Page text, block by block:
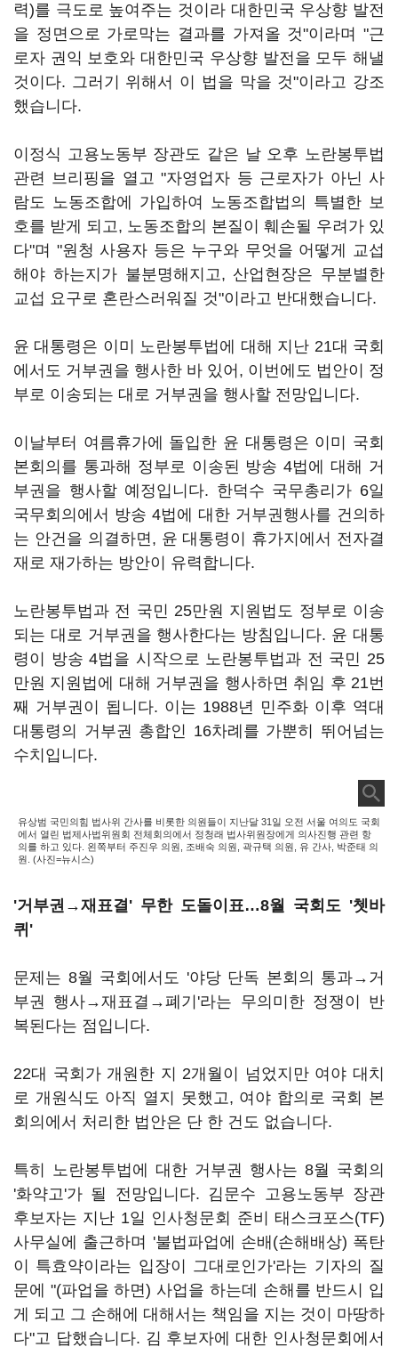
력)를 극도로 높여주는 것이라 대한민국 우상향 발전
을 정면으로 가로막는 결과를 가져올 것"이라며 "근
로자 권익 보호와 대한민국 우상향 발전을 모두 해낼
것이다. 그러기 위해서 이 법을 막을 것"이라고 강조
했습니다.
이정식 고용노동부 장관도 같은 날 오후 노란봉투법
관련 브리핑을 열고 "자영업자 등 근로자가 아닌 사
람도 노동조합에 가입하여 노동조합법의 특별한 보
호를 받게 되고, 노동조합의 본질이 훼손될 우려가 있
다"며 "원청 사용자 등은 누구와 무엇을 어떻게 교섭
해야 하는지가 불분명해지고, 산업현장은 무분별한
교섭 요구로 혼란스러워질 것"이라고 반대했습니다.
윤 대통령은 이미 노란봉투법에 대해 지난 21대 국회
에서도 거부권을 행사한 바 있어, 이번에도 법안이 정
부로 이송되는 대로 거부권을 행사할 전망입니다.
이날부터 여름휴가에 돌입한 윤 대통령은 이미 국회
본회의를 통과해 정부로 이송된 방송 4법에 대해 거
부권을 행사할 예정입니다. 한덕수 국무총리가 6일
국무회의에서 방송 4법에 대한 거부권행사를 건의하
는 안건을 의결하면, 윤 대통령이 휴가지에서 전자결
재로 재가하는 방안이 유력합니다.
노란봉투법과 전 국민 25만원 지원법도 정부로 이송
되는 대로 거부권을 행사한다는 방침입니다. 윤 대통
령이 방송 4법을 시작으로 노란봉투법과 전 국민 25
만원 지원법에 대해 거부권을 행사하면 취임 후 21번
째 거부권이 됩니다. 이는 1988년 민주화 이후 역대
대통령의 거부권 총합인 16차례를 가뿐히 뛰어넘는
수치입니다.
유상범 국민의힘 법사위 간사를 비롯한 의원들이 지난달 31일 오전 서울 여의도 국회
에서 열린 법제사법위원회 전체회의에서 정청래 법사위원장에게 의사진행 관련 항
의를 하고 있다. 왼쪽부터 주진우 의원, 조배숙 의원, 곽규택 의원, 유 간사, 박준태 의
원. (사진=뉴시스)
'거부권→재표결' 무한 도돌이표…8월 국회도 '쳇바
퀴'
문제는 8월 국회에서도 '야당 단독 본회의 통과→거
부권 행사→재표결→폐기'라는 무의미한 정쟁이 반
복된다는 점입니다.
22대 국회가 개원한 지 2개월이 넘었지만 여야 대치
로 개원식도 아직 열지 못했고, 여야 합의로 국회 본
회의에서 처리한 법안은 단 한 건도 없습니다.
특히 노란봉투법에 대한 거부권 행사는 8월 국회의
'화약고'가 될 전망입니다. 김문수 고용노동부 장관
후보자는 지난 1일 인사청문회 준비 태스크포스(TF)
사무실에 출근하며 '불법파업에 손배(손해배상) 폭탄
이 특효약이라는 입장이 그대로인가'라는 기자의 질
문에 "(파업을 하면) 사업을 하는데 손해를 반드시 입
게 되고 그 손해에 대해서는 책임을 지는 것이 마땅하
다"고 답했습니다. 김 후보자에 대한 인사청문회에서